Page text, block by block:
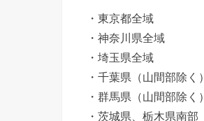
・東京都全域
・神奈川県全域
・埼玉県全域
・千葉県（山間部除く）
・群馬県（山間部除く）
・茨城県、栃木県南部